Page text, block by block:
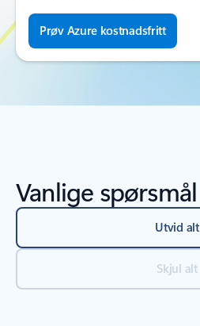
Prøv Azure kostnadsfritt
Vanlige spørsmål
Utvid alt
Skjul alt